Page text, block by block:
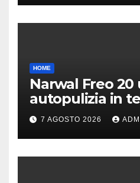
HOME
Narwal Freo
autopulizia in
speciale design
7 AGOSTO 2026